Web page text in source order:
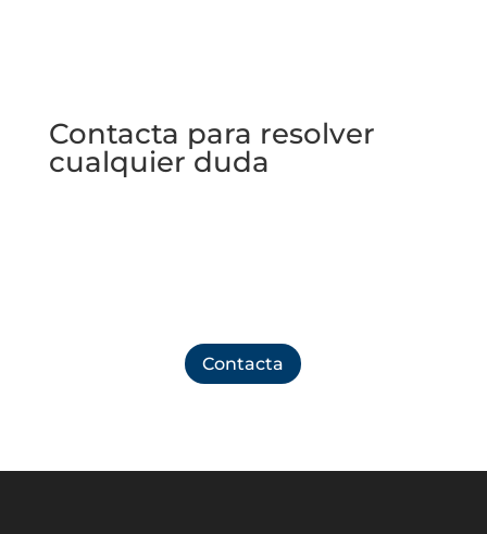
Contacta para resolver
cualquier duda
Contacta